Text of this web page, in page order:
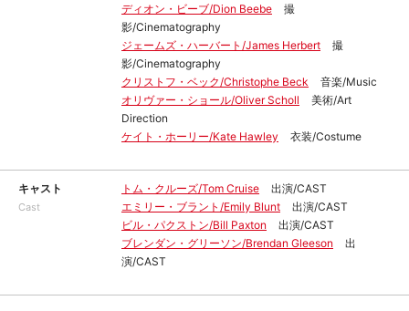
ディオン・ビーブ/Dion Beebe
撮
影/Cinematography
ジェームズ・ハーバート/James Herbert
撮
影/Cinematography
クリストフ・ベック/Christophe Beck
音楽/Music
オリヴァー・ショール/Oliver Scholl
美術/Art
Direction
ケイト・ホーリー/Kate Hawley
衣装/Costume
キャスト
Cast
トム・クルーズ/Tom Cruise
出演/CAST
エミリー・ブラント/Emily Blunt
出演/CAST
ビル・パクストン/Bill Paxton
出演/CAST
ブレンダン・グリーソン/Brendan Gleeson
出
演/CAST